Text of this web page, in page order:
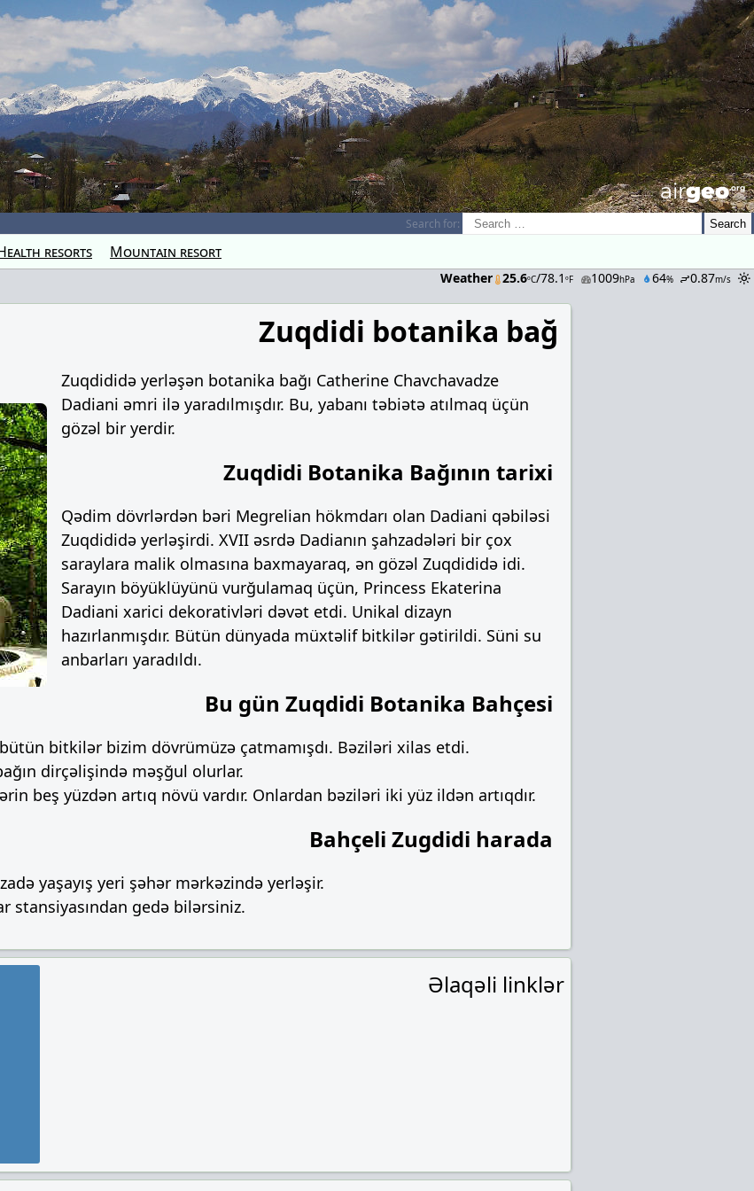
airGEO.oRg
Search for:
resorts Mountain resort
Weather 25.6ºC/78.1ºF 1009hPa 64% 0.87m/s
Zuqdidi botanika bağ
Zuqdididə yerləşən botanika bağı Catherine Chavchavadze
Dadiani əmri ilə yaradılmışdır. Bu, yabanı təbiətə atılmaq üçün
gözəl bir yerdir.
Zuqdidi Botanika Bağının tarixi
Qədim dövrlərdən bəri Megrelian hökmdarı olan Dadiani qəbiləsi
Zuqdididə yerləşirdi. XVII əsrdə Dadianın şahzadələri bir çox
saraylara malik olmasına baxmayaraq, ən gözəl Zuqdididə idi.
Sarayın böyüklüyünü vurğulamaq üçün, Princess Ekaterina
Dadiani xarici dekorativləri dəvət etdi. Unikal dizayn
hazırlanmışdır. Bütün dünyada müxtəlif bitkilər gətirildi. Süni su
anbarları yaradıldı.
Bu gün Zuqdidi Botanika Bahçesi
bitkilər bizim dövrümüzə çatmamışdı. Bəziləri xilas etdi.
dirçəlişində məşğul olurlar.
beş yüzdən artıq növü vardır. Onlardan bəziləri iki yüz ildən artıqdır.
Bahçeli Zugdidi harada
yaşayış yeri şəhər mərkəzində yerləşir.
stansiyasından gedə bilərsiniz.
Əlaqəli linklər